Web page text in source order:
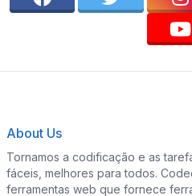
About Us
Tornamos a codificação e as
fáceis, melhores para todos.
ferramentas web que fornece